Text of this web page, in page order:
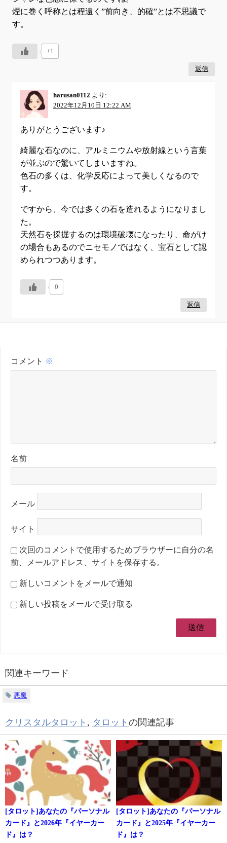
煙に巻く呼称とは程遠く”前向き、的確”とは不思議で
す。
+1
返信
harusan0112 より:
2022年12月10日 12:22 AM
ありがとうございます♪
綺麗な石なのに、アルミニウムや放射線という言葉
が並ぶので驚いてしまいますね。
色石の多くは、化学反応によって美しくなるので
す。
ですから、今では多くの石を造れるようになりまし
た。
天然石を採掘するのは環境破壊になったり、命がけ
の場合もあるのでニセモノではなく、宝石として認
められつつあります。
0
返信
コメント ※
名前
メール
サイト
次回のコメントで使用するためブラウザーに自分の名
前、メールアドレス、サイトを保存する。
新しいコメントをメールで通知
新しい投稿をメールで受け取る
関連キーワード
悪魔
クリスタルタロット , タロット の関連記事
[タロット]あなたの『パーソナル
カード』と2026年『イヤーカー
ド』は？
[タロット]あなたの『パーソナル
カード』と2025年『イヤーカー
ド』は？